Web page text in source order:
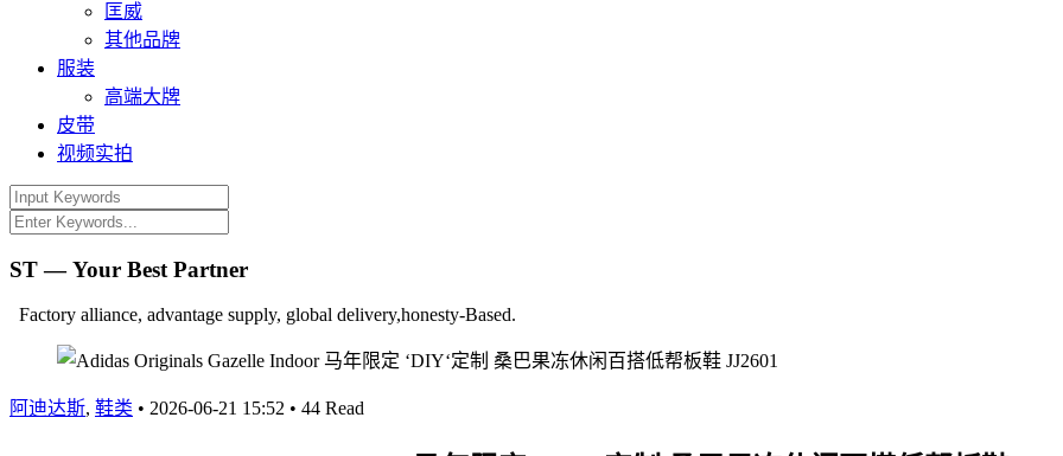
匡威
其他品牌
服装
高端大牌
皮带
视频实拍
ST — Your Best Partner
Factory alliance, advantage supply, global delivery,honesty-Based.
阿迪达斯, 鞋类 • 2026-06-21 15:52 • 44 Read